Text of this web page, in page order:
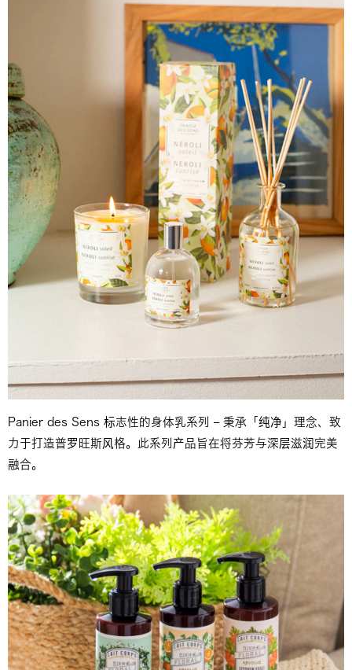
Panier des Sens 标志性的身体乳系列 – 秉承「纯净」理念、致
力于打造普罗旺斯风格。此系列产品旨在将芬芳与深层滋润完美
融合。